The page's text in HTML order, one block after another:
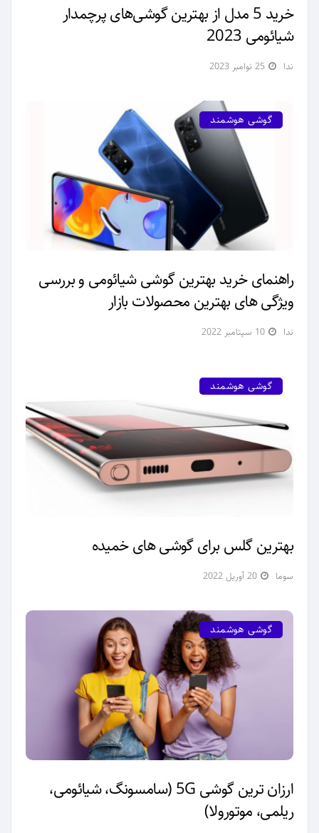
خرید 5 مدل از بهترین گوشی‌های پرچمدار
شیائومی 2023
ندا 25 نوامبر 2023
گوشی هوشمند
راهنمای خرید بهترین گوشی شیائومی و بررسی
ویژگی‌ های بهترین محصولات بازار
ندا 10 سپتامبر 2022
گوشی هوشمند
بهترین گلس برای گوشی های خمیده
سوما 20 آوریل 2022
گوشی هوشمند
ارزان ترین گوشی 5G (سامسونگ، شیائومی،
ریلمی، موتورولا)